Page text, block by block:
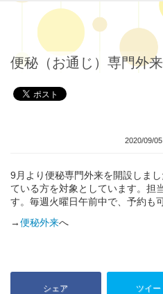
便秘（お通じ）専門外
2020/09/
9月より便秘専門外来を開設しま
ている方を対象としています。担
す。毎週火曜日午前中で、予約も
→便秘外来へ
シェア ツイー